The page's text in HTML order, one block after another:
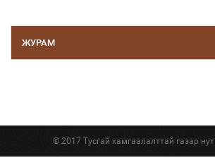
ЖУРАМ
© 2017 Тусгай хамгаалалттай газар